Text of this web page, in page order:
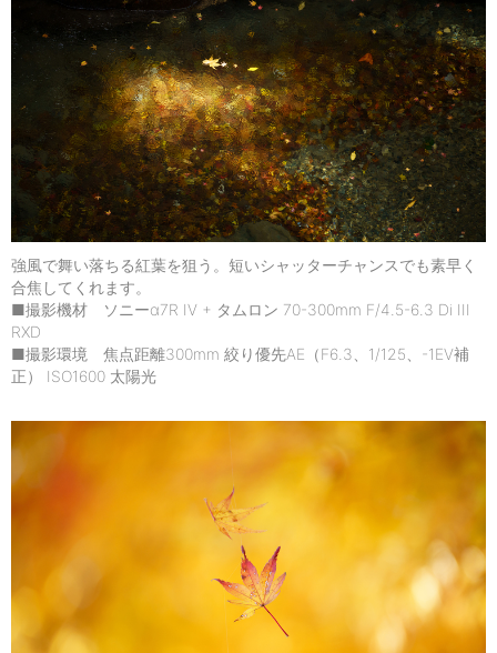
強風で舞い落ちる紅葉を狙う。短いシャッターチャンスでも素早く
合焦してくれます。
■撮影機材 ソニーα7R IV + タムロン 70-300mm F/4.5-6.3 Di III
RXD
■撮影環境 焦点距離300mm 絞り優先AE（F6.3、1/125、-1EV補
正） ISO1600 太陽光